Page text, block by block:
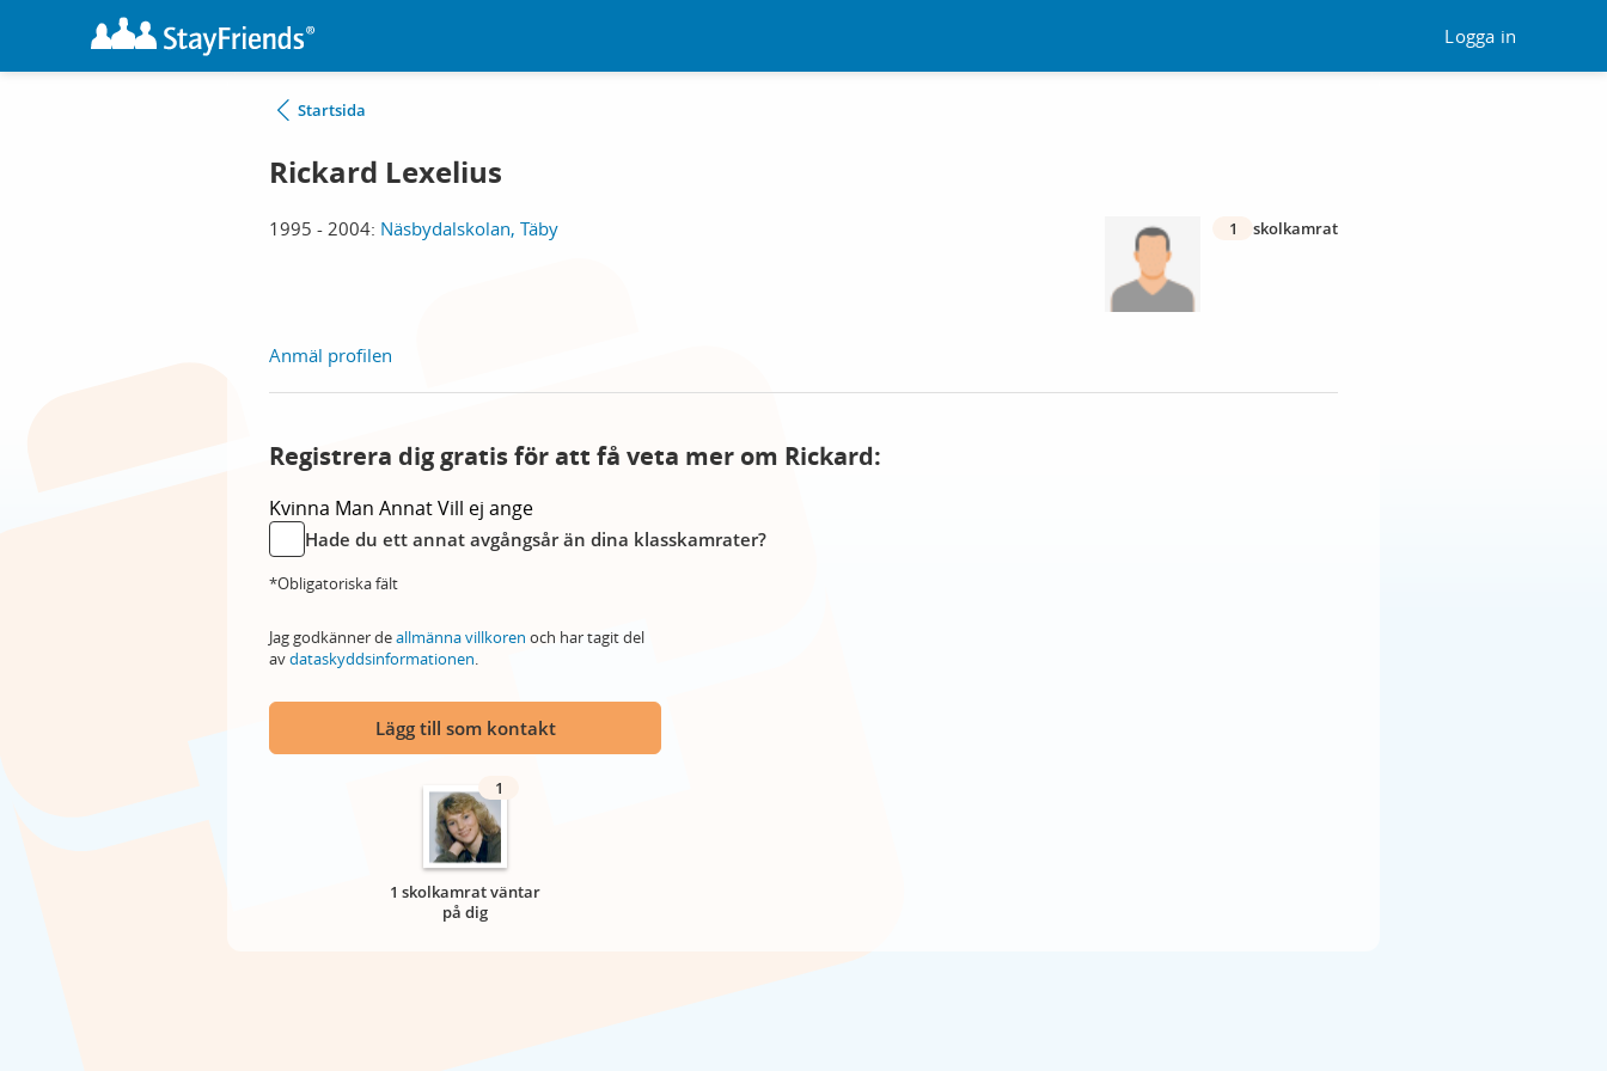
Logga in
Startsida
Rickard Lexelius
1995 - 2004: Näsbydalskolan, Täby 1 skolkamrat
Anmäl profilen
Registrera dig gratis för att få veta mer om Rickard:
Kvinna Man AnnatVill ej ange
Hade du ett annat avgångsår än dina klasskamrater?
*Obligatoriska fält
Jag godkänner deallmänna villkoren och har tagit del
avdataskyddsinformationen.
Lägg till som kontakt
1
1 skolkamrat väntar
på dig